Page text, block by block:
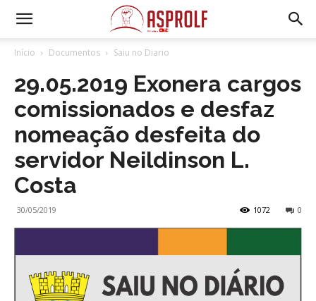
Início Documentos Saiu no Diario
29.05.2019 Exonera cargos
comissionados e desfaz
nomeação desfeita do
servidor Neildinson L.
Costa
30/05/2019 0
1072